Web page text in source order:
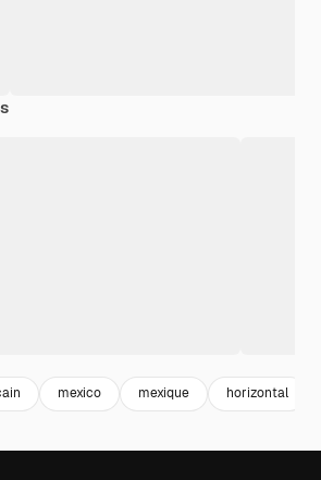
mexico mexique horizontal